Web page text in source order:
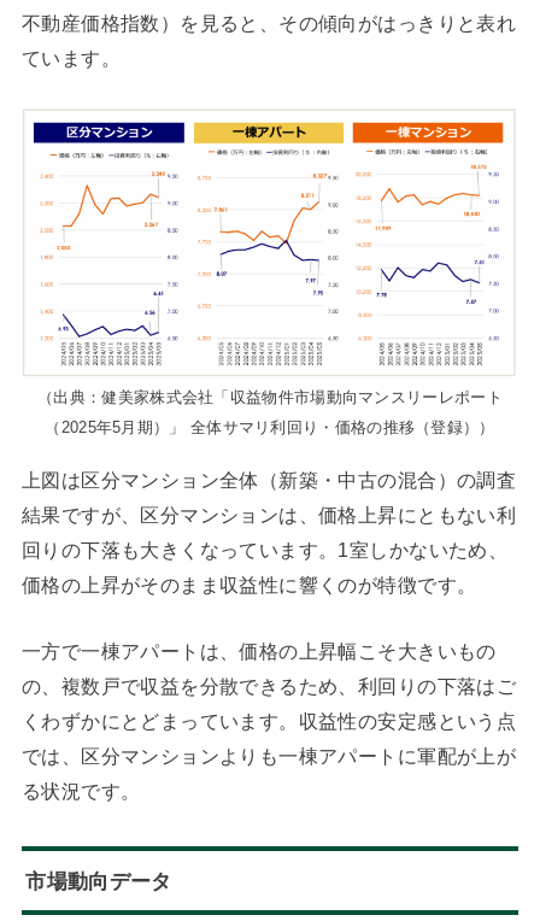
不動産価格指数）を見ると、その傾向がはっきりと表れ
ています。
（出典：健美家株式会社「収益物件市場動向マンスリーレポート
（2025年5月期）」 全体サマリ利回り・価格の推移（登録））
上図は区分マンション全体（新築・中古の混合）の調査
結果ですが、区分マンションは、価格上昇にともない利
回りの下落も大きくなっています。1室しかないため、
価格の上昇がそのまま収益性に響くのが特徴です。
一方で一棟アパートは、価格の上昇幅こそ大きいもの
の、複数戸で収益を分散できるため、利回りの下落はご
くわずかにとどまっています。収益性の安定感という点
では、区分マンションよりも一棟アパートに軍配が上が
る状況です。
市場動向データ